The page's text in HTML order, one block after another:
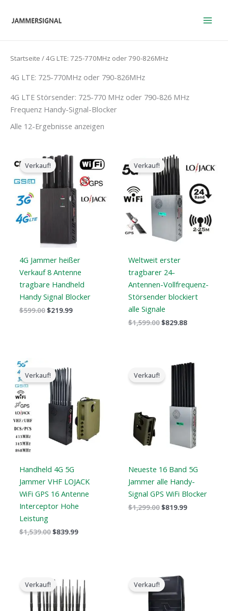
Inhalt
Startseite / 4G LTE: 725-770MHz oder 790-826MHz
4G LTE: 725-770MHz oder 790-826MHz
4G LTE Störsender: 725-770 MHz oder 790-826 MHz
Frequenz Handy-Signal-Blocker
Alle 12-Ergebnisse anzeigen
Verkauf!
4G Jammer heißer
Verkauf 8 Antenne
tragbare Handheld
Handy Signal Blocker
$599.00
ursprüngliche
Preis
war:
$599.00.
$219.99
aktuelle
Preis
ist:
$219.99.
Verkauf!
Weltweit erster
tragbarer 24-
Antennen-Vollfrequenz-
Störsender blockiert
alle Signale
$1,599.00
ursprüngliche
Preis
war:
$1,599.00.
$829.88
aktuelle
Preis
$829.88.
Verkauf!
Handheld 4G 5G
Jammer VHF LOJACK
WiFi GPS 16 Antenne
Interceptor Hohe
Leistung
$1,539.00
ursprüngliche
Preis
war:
$1,539.00.
$839.99
$839.99.
Verkauf!
Neueste 16 Band 5G
Jammer alle Handy-
Signal GPS WiFi Blocker
$1,299.00
ursprüngliche
Preis
$819.99
Der
Verkauf!
ursprüngliche
Preis
war:
$2,399.00.
aktuelle
Preis
ist:
$1,719.19.
Verkauf!